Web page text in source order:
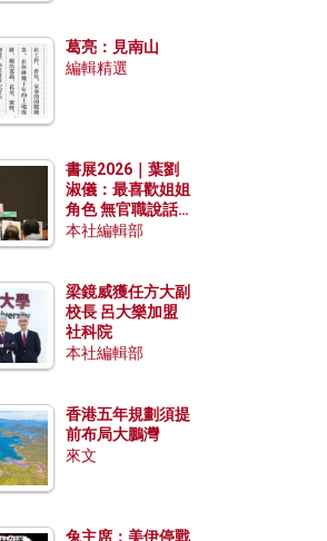
葛亮：見南山
編輯精選
書展2026｜葉劉
淑儀：最喜歡姐姐
角色 無官職說話
包袱少
本社編輯部
梁鏡威獲任方大副
校長 呂大樂加盟
社科院
本社編輯部
香港五年規劃須提
前布局大鵬灣
來文
兔主席：美伊停戰